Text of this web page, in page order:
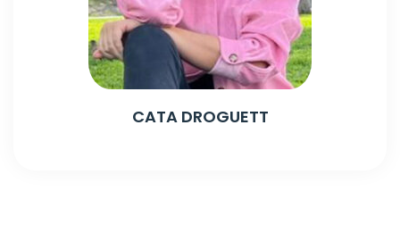
CATA DROGUETT